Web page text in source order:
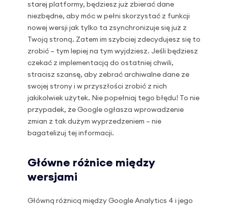
starej platformy, będziesz już zbierać dane
niezbędne, aby móc w pełni skorzystać z funkcji
nowej wersji jak tylko ta zsynchronizuje się już z
Twoją stroną. Zatem im szybciej zdecydujesz się to
zrobić – tym lepiej na tym wyjdziesz. Jeśli będziesz
czekać z implementacją do ostatniej chwili,
stracisz szansę, aby zebrać archiwalne dane ze
swojej strony i w przyszłości zrobić z nich
jakikolwiek użytek. Nie popełniaj tego błędu! To nie
przypadek, że Google ogłasza wprowadzenie
zmian z tak dużym wyprzedzeniem – nie
bagatelizuj tej informacji.
Główne różnice między
wersjami
Główną różnicą między Google Analytics 4 i jego